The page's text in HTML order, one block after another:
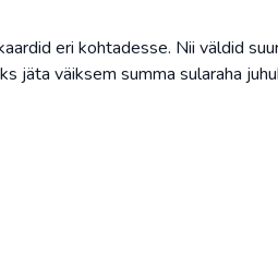
eri kohtadesse. Nii väldid
jäta väiksem summa sularaha